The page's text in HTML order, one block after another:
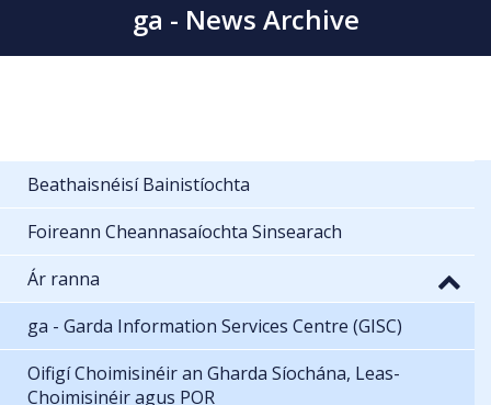
ga - News Archive
Beathaisnéisí Bainistíochta
Foireann Cheannasaíochta Sinsearach
Ár ranna
ga - Garda Information Services Centre (GISC)
Oifigí Choimisinéir an Gharda Síochána, Leas-
Choimisinéir agus POR